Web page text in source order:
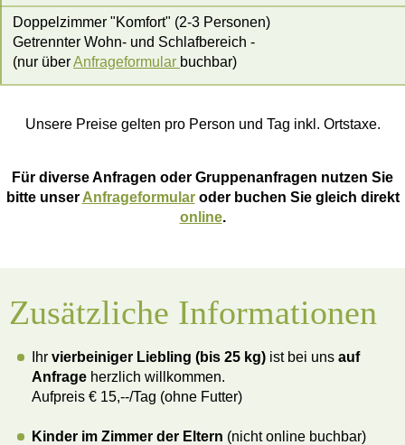
Doppelzimmer "Komfort" (2-3 Personen)
Getrennter Wohn- und Schlafbereich -
(nur überAnfrageformular buchbar)
Unsere Preise gelten pro Person und Tag inkl. Ortstaxe.
Für diverse Anfragen oder Gruppenanfragen nutzen Sie
bitte unser Anfrageformularoder buchen Sie gleich direkt
online.
Zusätzliche Informationen
Ihr vierbeiniger Liebling (bis 25 kg) ist bei uns auf
Anfrage herzlich willkommen.
Aufpreis € 15,--/Tag (ohne Futter)
Kinder im Zimmer der Eltern (nicht online buchbar)